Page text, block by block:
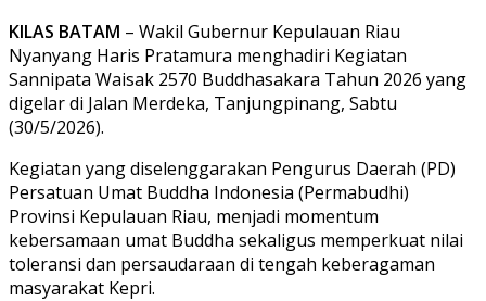
KILAS BATAM – Wakil Gubernur Kepulauan Riau
Nyanyang Haris Pratamura menghadiri Kegiatan
Sannipata Waisak 2570 Buddhasakara Tahun 2026 yang
digelar di Jalan Merdeka, Tanjungpinang, Sabtu
(30/5/2026).
Kegiatan yang diselenggarakan Pengurus Daerah (PD)
Persatuan Umat Buddha Indonesia (Permabudhi)
Provinsi Kepulauan Riau, menjadi momentum
kebersamaan umat Buddha sekaligus memperkuat nilai
toleransi dan persaudaraan di tengah keberagaman
masyarakat Kepri.